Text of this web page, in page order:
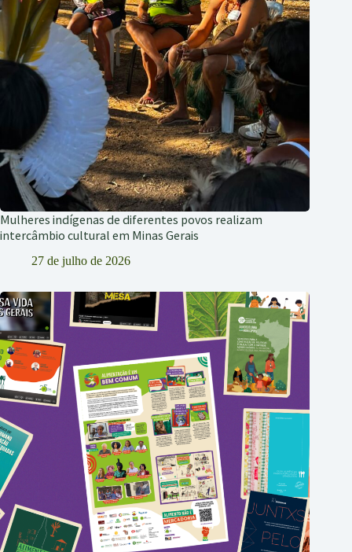
Mulheres indígenas de diferentes povos realizam
intercâmbio cultural em Minas Gerais
27 de julho de 2026